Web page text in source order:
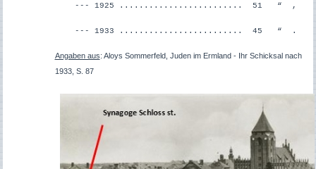
--- 1925 ......................... 51 “ ,
--- 1933 ......................... 45 “ .
Angaben aus: Aloys Sommerfeld, Juden im Ermland - Ihr Schicksal nach
1933, S. 87